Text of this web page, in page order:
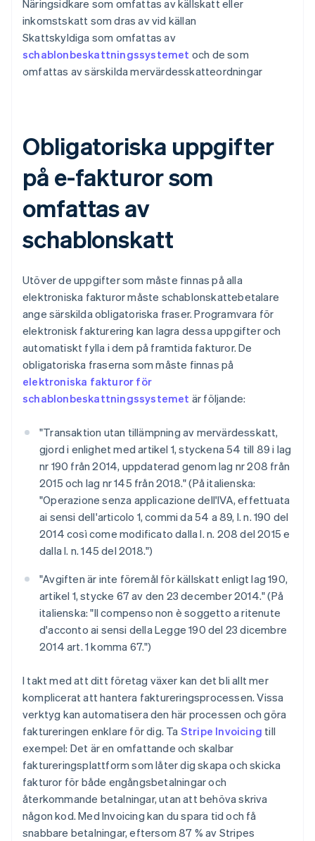
Näringsidkare som omfattas av källskatt eller
inkomstskatt som dras av vid källan
Skattskyldiga som omfattas av
schablonbeskattningssystemet och de som
omfattas av särskilda mervärdesskatteordningar
Obligatoriska uppgifter
på e-fakturor som
omfattas av
schablonskatt
Utöver de uppgifter som måste finnas på alla
elektroniska fakturor måste schablonskattebetalare
ange särskilda obligatoriska fraser. Programvara för
elektronisk fakturering kan lagra dessa uppgifter och
automatiskt fylla i dem på framtida fakturor. De
obligatoriska fraserna som måste finnas på
elektroniska fakturor för
schablonbeskattningssystemet är följande:
"Transaktion utan tillämpning av mervärdesskatt,
gjord i enlighet med artikel 1, styckena 54 till 89 i lag
nr 190 från 2014, uppdaterad genom lag nr 208 från
2015 och lag nr 145 från 2018." (På italienska:
"Operazione senza applicazione dell'IVA, effettuata
ai sensi dell'articolo 1, commi da 54 a 89, l. n. 190 del
2014 così come modificato dalla l. n. 208 del 2015 e
dalla l. n. 145 del 2018.")
"Avgiften är inte föremål för källskatt enligt lag 190,
artikel 1, stycke 67 av den 23 december 2014." (På
italienska: "Il compenso non è soggetto a ritenute
d'acconto ai sensi della Legge 190 del 23 dicembre
2014 art. 1 komma 67.")
I takt med att ditt företag växer kan det bli allt mer
komplicerat att hantera faktureringsprocessen. Vissa
verktyg kan automatisera den här processen och göra
faktureringen enklare för dig. Ta Stripe Invoicing till
exempel: Det är en omfattande och skalbar
faktureringsplattform som låter dig skapa och skicka
fakturor för både engångsbetalningar och
återkommande betalningar, utan att behöva skriva
någon kod. Med Invoicing kan du spara tid och få
snabbare betalningar, eftersom 87 % av Stripes